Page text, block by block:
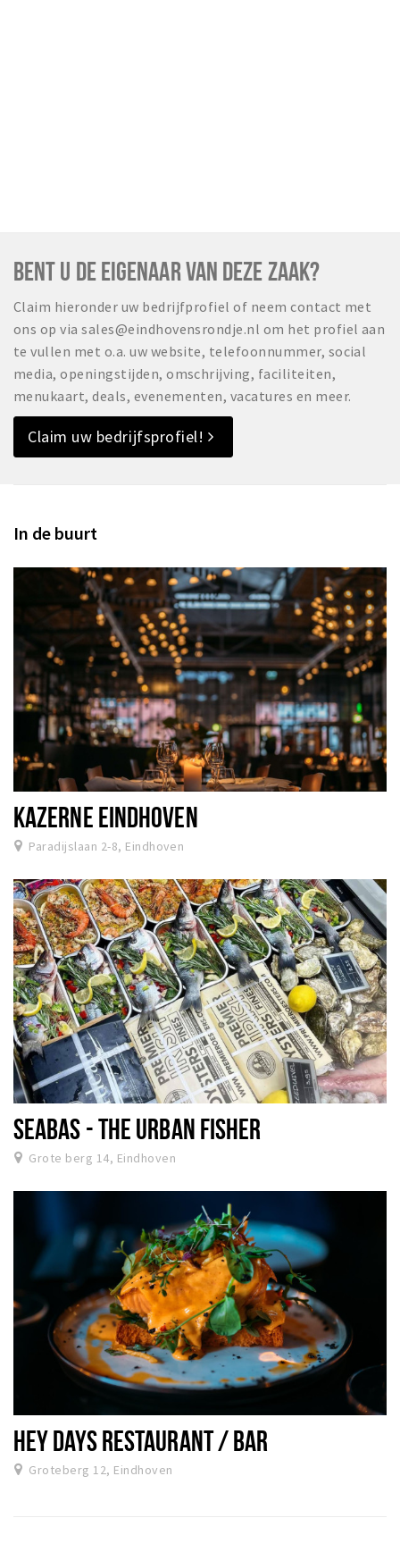
BENT U DE EIGENAAR VAN DEZE ZAAK?
Claim hieronder uw bedrijfprofiel of neem contact met
ons op via sales@eindhovensrondje.nl om het profiel aan
te vullen met o.a. uw website, telefoonnummer, social
media, openingstijden, omschrijving, faciliteiten,
menukaart, deals, evenementen, vacatures en meer.
Claim uw bedrijfsprofiel!
In de buurt
KAZERNE EINDHOVEN
Paradijslaan 2-8, Eindhoven
SEABAS - THE URBAN FISHER
Grote berg 14, Eindhoven
HEY DAYS RESTAURANT / BAR
Groteberg 12, Eindhoven